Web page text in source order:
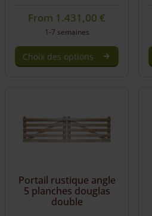
From 1.431,00 €
1-7 semaines
Choix des options
Portail rustique angle
5 planches douglas
double